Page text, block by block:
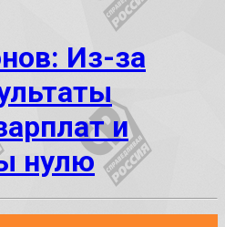
Из-за
и
нулю